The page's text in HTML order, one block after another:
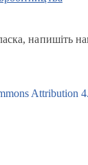
напишіть
Attribution